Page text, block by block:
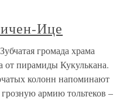
Ице
громада храма
от пирамиды Кукулькана.
колонн напоминают
армию тольтеков –